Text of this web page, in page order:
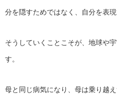
分を隠すためではなく、自分を表
そうしていくことこそが、地球や
す。
母と同じ病気になり、母は乗り越